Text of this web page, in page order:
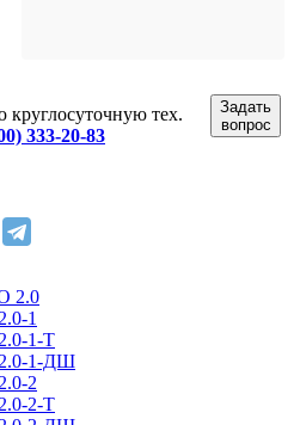
круглосуточную тех.
333-20-83
Задать
вопрос
2.0
1
1-Т
1-ДШ
2
2-Т